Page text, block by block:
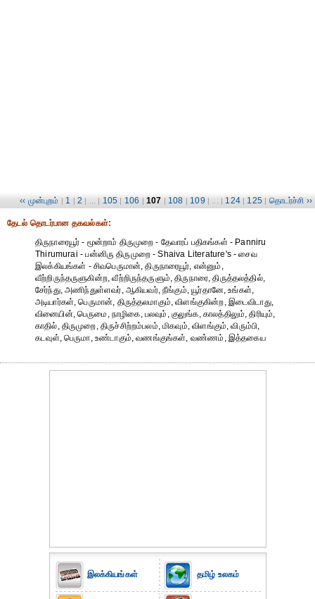
‹‹ முன்புறம் | 1 | 2 | ... | 105 | 106 | 107 | 108 | 109 | ... | 124 | 125 | தொடர்ச்சி ››
தேட‌ல் தொட‌ர்பான தகவ‌ல்க‌ள்:
திருநாரையூர் - மூன்றாம் திருமுறை - தேவாரப் பதிகங்கள் - Panniru
Thirumurai - பன்னிரு திருமுறை - Shaiva Literature's - சைவ
இலக்கியங்கள் - சிவபெருமான், திருநாரையூர், என்னும்,
வீற்றிருந்தருளுகின்ற, வீற்றிருந்தருளும், திருநாரை, திருத்தலத்தில்,
சேர்ந்து, அணிந்துள்ளவர், ஆகியவர், நீங்கும், யூர்தானே, உங்கள்,
அடியார்கள், பெருமான், திருத்தலமாகும், விளங்குகின்ற, இடைவிடாது,
வினையின், பெருமை, நாழிகை, பலவும், குலுங்க, காலத்திலும், திரியும்,
காதில், திருமுறை, திருச்சிற்றம்பலம், மிகவும், விளங்கும், விரும்பி,
கடவுள், பெருமா, உண்டாகும், வணங்குங்கள், வண்ணம், இத்தகைய
இலக்கியங்கள் தமிழ் உலகம்